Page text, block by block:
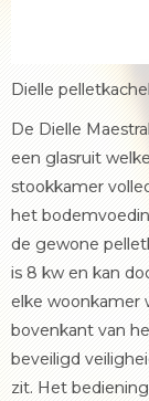
Dielle pelletkachel
De Dielle
een glasruit
stookkamer
het
de gewone
is 8 kw en kan
elke woonkamer
bovenkant van
beveiligd
zit. Het